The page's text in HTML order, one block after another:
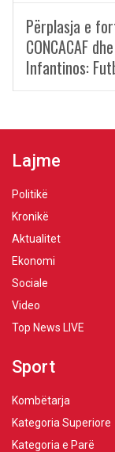
Përplasja e
CONCACAF
Infantinos:
Lajme
Politikë
Kronikë
Aktualitet
Ekonomi
Sociale
Video
Top News LIVE
Sport
Kombëtarja
Kategoria Superiore
Kategoria e Parë